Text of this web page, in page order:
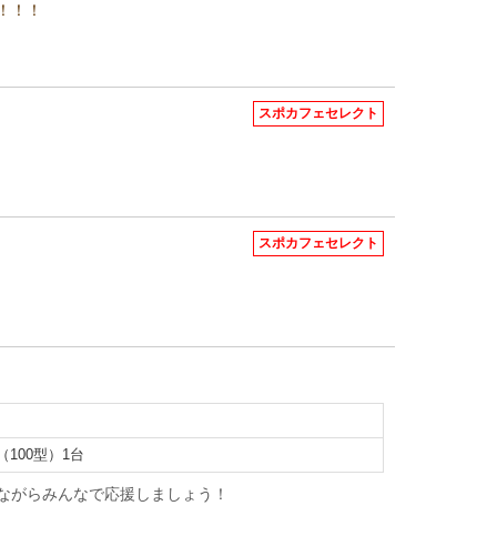
！！
スポカフェセレクト
スポカフェセレクト
型）1台
らみんなで応援しましょう！